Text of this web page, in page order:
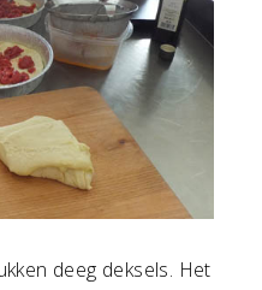
deeg deksels. Het